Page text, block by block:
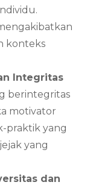
konteks
Integritas
berintegritas
motivator
praktik yang
yang
dan